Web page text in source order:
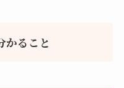
かること